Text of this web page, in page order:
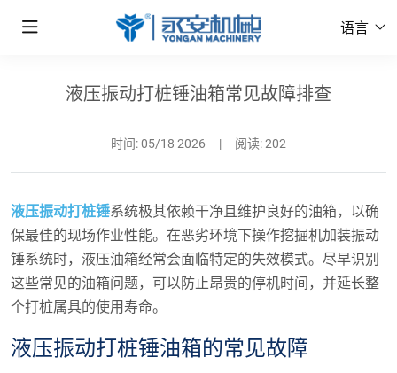
语言
液压振动打桩锤油箱常见故障排查
时间:05/18 2026 | 阅读: 202
液压振动打桩锤系统极其依赖干净且维护良好的油箱，以确
保最佳的现场作业性能。在恶劣环境下操作挖掘机加装振动
锤系统时，液压油箱经常会面临特定的失效模式。尽早识别
这些常见的油箱问题，可以防止昂贵的停机时间，并延长整
个打桩属具的使用寿命。
液压振动打桩锤油箱的常见故障